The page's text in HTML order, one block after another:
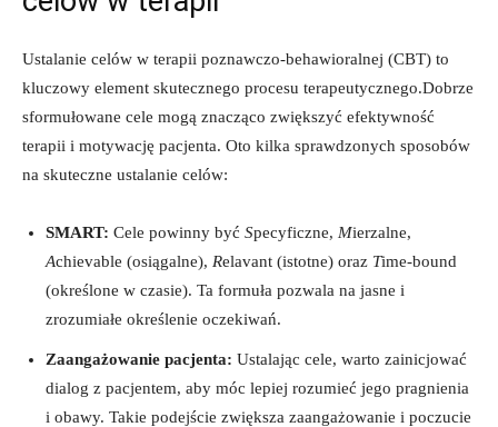
Ustalanie celów​ w terapii poznawczo-behawioralnej (CBT) to
kluczowy element skutecznego procesu ⁢terapeutycznego.Dobrze
sformułowane cele mogą znacząco zwiększyć efektywność
terapii‌ i motywację pacjenta.⁢ Oto kilka sprawdzonych ⁣sposobów
na skuteczne ‍ustalanie celów:
SMART: Cele powinny być Specyficzne, Mierzalne,⁤
Achievable (osiągalne), Relavant (istotne) ⁢oraz Time-bound
(określone​ w czasie). ⁣Ta formuła pozwala na ⁤jasne i
zrozumiałe określenie ⁤oczekiwań.
Zaangażowanie pacjenta: Ustalając cele, ⁢warto zainicjować
dialog‍ z pacjentem, aby móc​ lepiej rozumieć‍ jego pragnienia⁤
i obawy. Takie podejście zwiększa zaangażowanie i poczucie